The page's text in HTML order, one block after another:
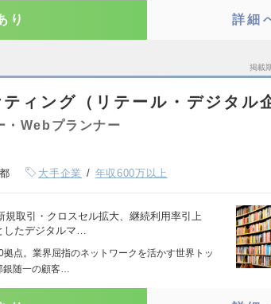
り 詳細
掲載
ィング（リテール・デジタル
・Webプランナー
大手企業 年収600万以上
規取引・クロスセル拡大、継続利用率引上
したデジタルマ…
拠点。業界屈指のネットワークを活かす世界トッ
銀随一の顧客…